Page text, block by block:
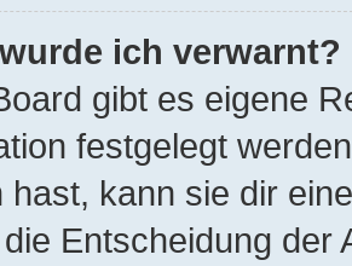
ich verwarnt?
gibt es eigene
festgelegt
kann sie dir
Entscheidung der